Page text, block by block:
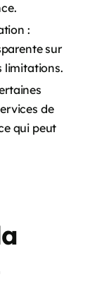
:
sur
limitations.
de
qui peut